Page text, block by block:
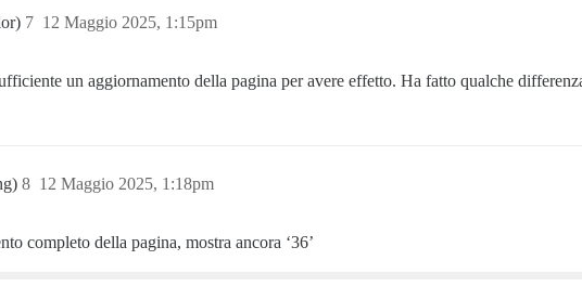
12 Maggio 2025, 1:15pm
7
un aggiornamento della pagina per avere effetto. Ha fatto qualche
12 Maggio 2025, 1:18pm
8
completo della pagina, mostra ancora ‘36’